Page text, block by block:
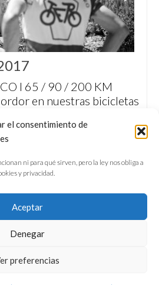
el consentimiento de
ni para qué sirven, pero la ley nos obliga a
y privacidad.
Aceptar
Denegar
preferencias
I 65 / 90 / 200 KM
en nuestras bicicletas
del placer que
los valores del ciclismo de
más sostenible.
CONFERENCIAS
TV
NUESTROS LIBROS